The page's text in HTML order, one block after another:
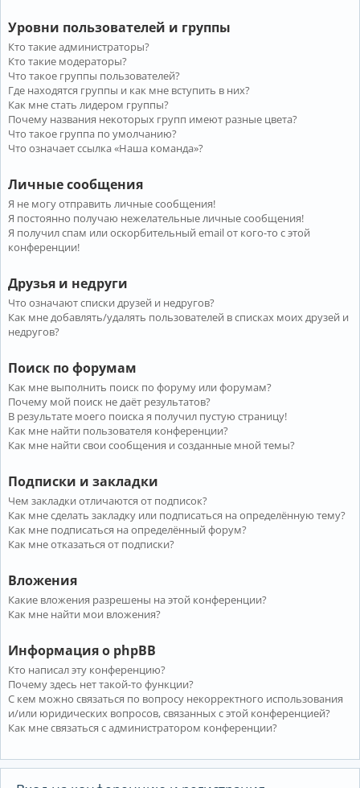
Уровни пользователей и группы
Кто такие администраторы?
Кто такие модераторы?
Что такое группы пользователей?
Где находятся группы и как мне вступить в них?
Как мне стать лидером группы?
Почему названия некоторых групп имеют разные цвета?
Что такое группа по умолчанию?
Что означает ссылка «Наша команда»?
Личные сообщения
Я не могу отправить личные сообщения!
Я постоянно получаю нежелательные личные сообщения!
Я получил спам или оскорбительный email от кого-то с этой
конференции!
Друзья и недруги
Что означают списки друзей и недругов?
Как мне добавлять/удалять пользователей в списках моих друзей и
недругов?
Поиск по форумам
Как мне выполнить поиск по форуму или форумам?
Почему мой поиск не даёт результатов?
В результате моего поиска я получил пустую страницу!
Как мне найти пользователя конференции?
Как мне найти свои сообщения и созданные мной темы?
Подписки и закладки
Чем закладки отличаются от подписок?
Как мне сделать закладку или подписаться на определённую тему?
Как мне подписаться на определённый форум?
Как мне отказаться от подписки?
Вложения
Какие вложения разрешены на этой конференции?
Как мне найти мои вложения?
Информация о phpBB
Кто написал эту конференцию?
Почему здесь нет такой-то функции?
С кем можно связаться по вопросу некорректного использования
и/или юридических вопросов, связанных с этой конференцией?
Как мне связаться с администратором конференции?